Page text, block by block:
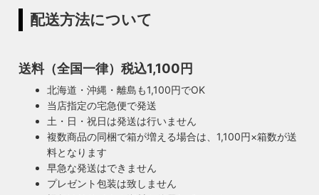
配送方法について
送料（全国一律）税込1,100円
北海道・沖縄・離島も1,100円でOK
当店指定の宅急便で発送
土・日・祝日は発送は行いません
複数商品の同梱で箱が増える場合は、1,100円×箱数が送
料となります
早急な発送はできません
プレゼント包装は致しません